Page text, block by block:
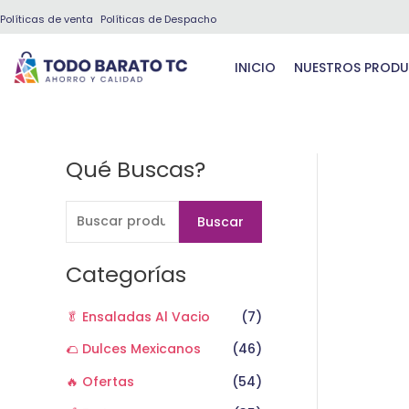
al
contenido
Políticas de venta Políticas de Despacho
INICIO NUESTROS
Qué Buscas?
B
c
a
p
o
Buscar
Categorías
🥬 Ensaladas Al Vacio
(7)
🌮 Dulces Mexicanos
(46)
🔥 Ofertas
(54)